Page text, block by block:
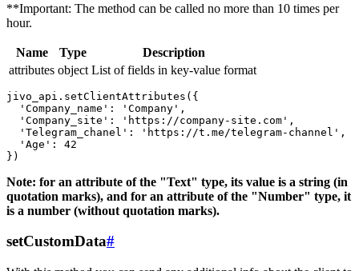
**Important: The method can be called no more than 10 times per
hour.
Name Type
Description
attributes object List of fields in key-value format
jivo_api.setClientAttributes({
  'Company_name': 'Company',
  'Company_site': 'https://company-site.com',
  'Telegram_chanel': 'https://t.me/telegram-channel',
  'Age': 42
Note: for an attribute of the "Text" type, its value is a string (in
quotation marks), and for an attribute of the "Number" type, it
is a number (without quotation marks).
setCustomData#